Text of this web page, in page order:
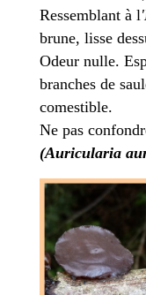
Ressemblant à l
brune, lisse
Odeur nulle.
branches de
comestible.
Ne pas
(Auricularia